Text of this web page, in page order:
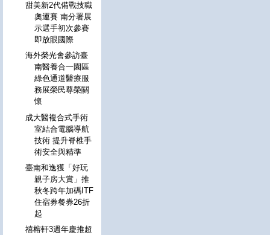
甜美新2代備戰技職
奧運賽 南分署展
示選手初次參賽
即放眼國際
海外榮光會參訪臺
南醫養合一園區
綠色通道醫療服
務展榮民尊榮關
懷
成大醫複合式手術
室結合電腦導航
技術 提升脊椎手
術安全與精準
臺南和逸獲「好玩
親子房大賞」推
秋冬跨年加碼ITF
住宿券餐券26折
起
禧榕軒3週年慶推超